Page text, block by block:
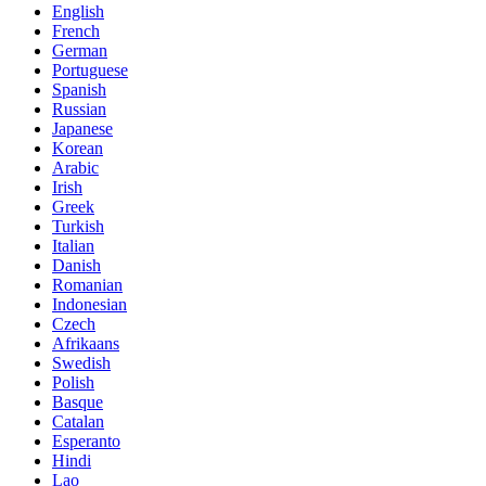
English
French
German
Portuguese
Spanish
Russian
Japanese
Korean
Arabic
Irish
Greek
Turkish
Italian
Danish
Romanian
Indonesian
Czech
Afrikaans
Swedish
Polish
Basque
Catalan
Esperanto
Hindi
Lao